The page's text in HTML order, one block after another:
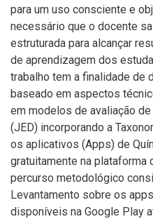
para um uso consciente e
necessário que o docente
estruturada para alcançar
de aprendizagem dos
trabalho tem a finalidade de
baseado em aspectos
em modelos de avaliação
(JED) incorporando a
os aplicativos (Apps) de
gratuitamente na plataforma
percurso metodológico
Levantamento sobre os
disponíveis na Google Play